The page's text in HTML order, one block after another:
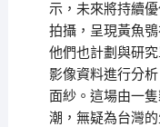
示，未來將持續
拍攝，呈現黃魚
他們也計劃與研
影像資料進行分
面紗。這場由一
潮，無疑為台灣